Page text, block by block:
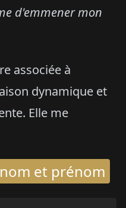
d'emmener mon
associée à
dynamique et
Elle me
et prénom